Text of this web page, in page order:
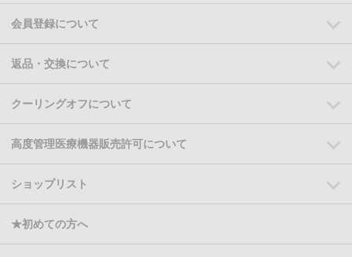
会員登録について
返品・交換について
クーリングオフについて
高度管理医療機器販売許可について
ショップリスト
★初めての方へ